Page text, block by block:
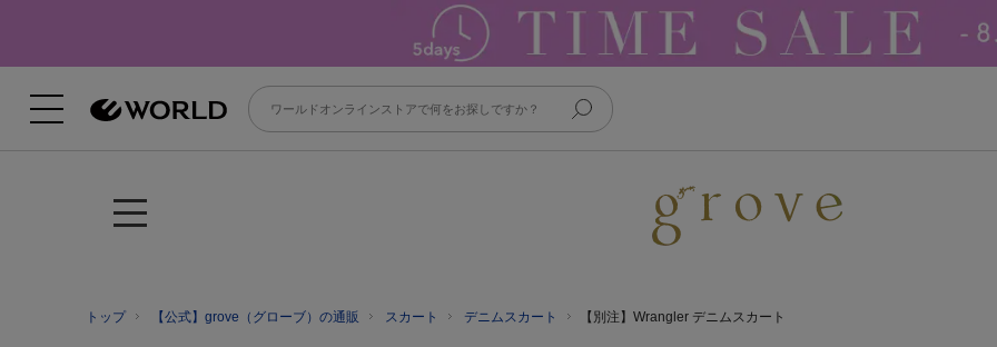
トップ 【公式】grove（グローブ）の通販 スカート デニムスカート 【別注】Wrangler デニムスカート